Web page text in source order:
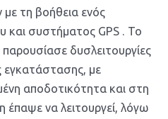
τη βοήθεια ενός
και συστήματος GPS . To
δυσλειτουργίες
εγκατάστασης, με
αποδοτικότητα και στη
έπαψε να λειτουργεί, λόγω